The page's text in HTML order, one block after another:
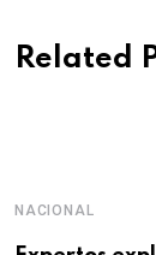
Related
NACIONAL